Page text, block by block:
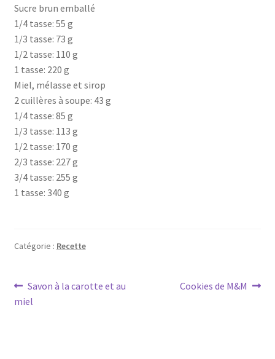
Sucre brun emballé
1/4 tasse: 55 g
1/3 tasse: 73 g
1/2 tasse: 110 g
1 tasse: 220 g
Miel, mélasse et sirop
2 cuillères à soupe: 43 g
1/4 tasse: 85 g
1/3 tasse: 113 g
1/2 tasse: 170 g
2/3 tasse: 227 g
3/4 tasse: 255 g
1 tasse: 340 g
Catégorie : Recette
Navigation
de
Article
précédent :
Savon à la carotte et au
miel
Article
Cookies de M&M